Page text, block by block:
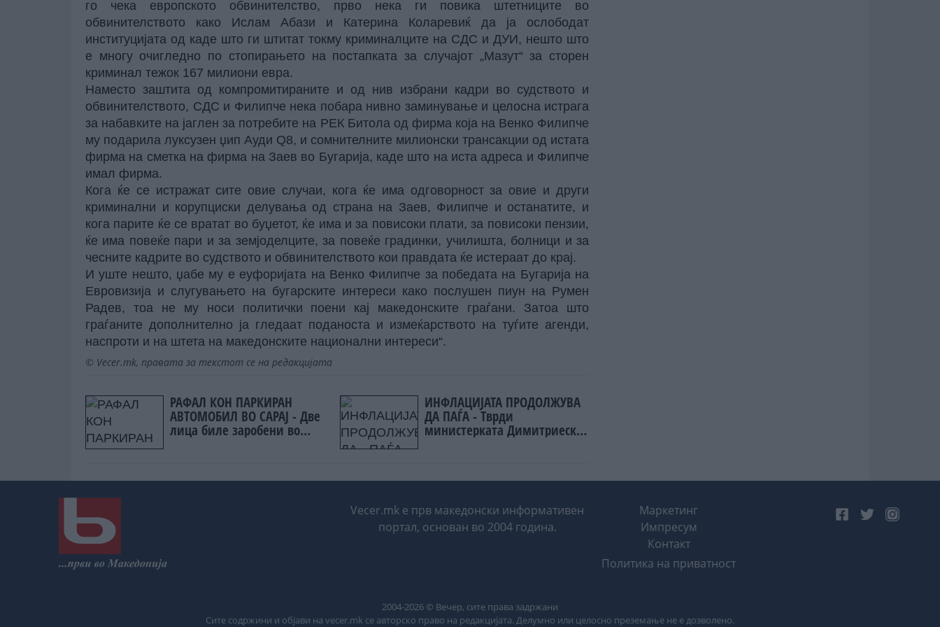
го чека европското обвинителство, прво нека ги повика штетниците во
обвинителството како Ислам Абази и Катерина Коларевиќ да ја ослободат
институцијата од каде што ги штитат токму криминалците на СДС и ДУИ, нешто што
е многу очигледно по стопирањето на постапката за случајот „Мазут“ за сторен
криминал тежок 167 милиони евра.
Наместо заштита од компромитираните и од нив избрани кадри во судството и
обвинителството, СДС и Филипче нека побара нивно заминување и целосна истрага
за набавките на јаглен за потребите на РЕК Битола од фирма која на Венко Филипче
му подарила луксузен џип Ауди Q8, и сомнителните милионски трансакции од истата
фирма на сметка на фирма на Заев во Бугарија, каде што на иста адреса и Филипче
имал фирма.
Кога ќе се истражат сите овие случаи, кога ќе има одговорност за овие и други
криминални и корупциски делувања од страна на Заев, Филипче и останатите, и
кога парите ќе се вратат во буџетот, ќе има и за повисоки плати, за повисоки пензии,
ќе има повеќе пари и за земјоделците, за повеќе градинки, училишта, болници и за
чесните кадрите во судството и обвинителството кои правдата ќе истераат до крај.
И уште нешто, џабе му е еуфоријата на Венко Филипче за победата на Бугарија на
Евровизија и слугувањето на бугарските интереси како послушен пиун на Румен
Радев, тоа не му носи политички поени кај македонските граѓани. Затоа што
граѓаните дополнително ја гледаат поданоста и измеќарството на туѓите агенди,
наспроти и на штета на македонските национални интереси“.
© Vecer.mk, правата за текстот се на редакцијата
РАФАЛ КОН ПАРКИРАН
АВТОМОБИЛ ВО САРАЈ - Две
лица биле заробени во
возилото
ИНФЛАЦИЈАТА ПРОДОЛЖУВА
ДА ПАЃА - Тврди
министерката Димитриеска
Vecer.mk е прв македонски информативен
портал, основан во 2004 година.
Маркетинг
Импресум
Контакт
Политика на приватност
2004-2026 © Вечер, сите права задржани
Сите содржини и објави на vecer.mk се авторско право на редакцијата. Делумно или целосно преземање не е дозволено.